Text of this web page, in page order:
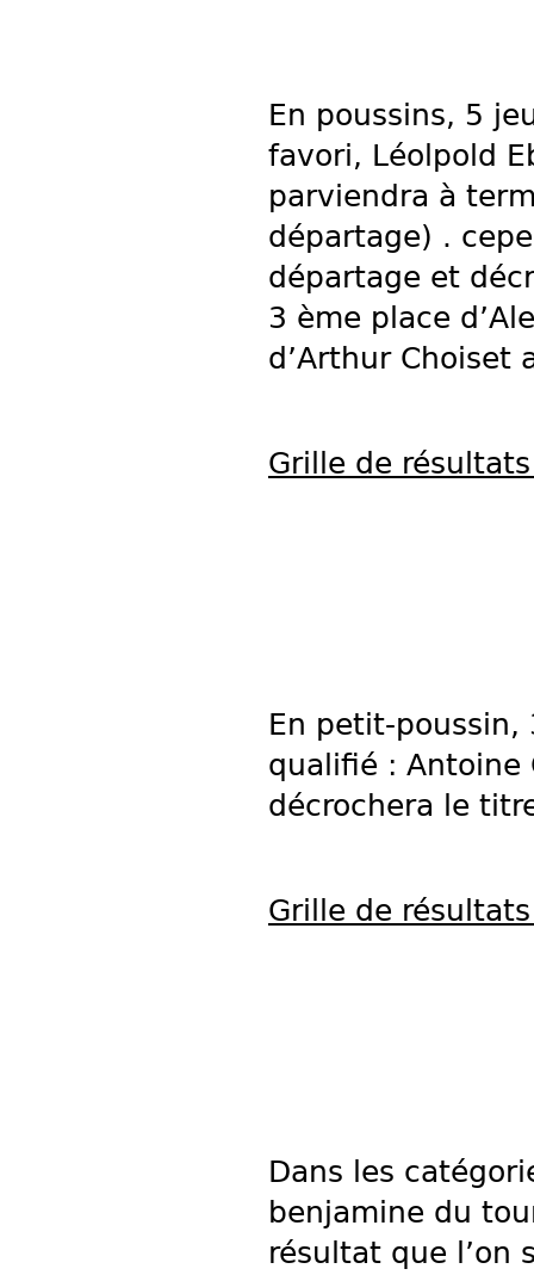
En poussins, 5
favori, Léolpold
parviendra à
départage) .
départage et
3 ème place
d’Arthur Choiset
Grille de
En petit-poussin,
qualifié : Antoine
décrochera le
Grille de
Dans les
benjamine du
résultat que l’on